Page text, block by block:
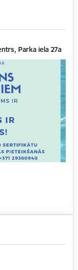
Parka iela 27a